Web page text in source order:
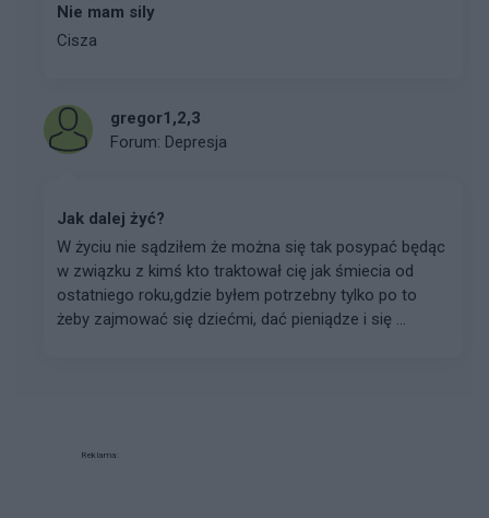
Nie mam sily
Cisza
gregor1,2,3
Forum: Depresja
Jak dalej żyć?
W życiu nie sądziłem że można się tak posypać będąc
w związku z kimś kto traktował cię jak śmiecia od
ostatniego roku,gdzie byłem potrzebny tylko po to
żeby zajmować się dziećmi, dać pieniądze i się ...
Reklama: